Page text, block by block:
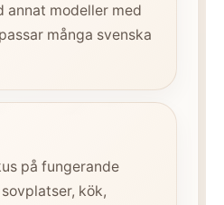
annat modeller med
många svenska
på fungerande
kök,